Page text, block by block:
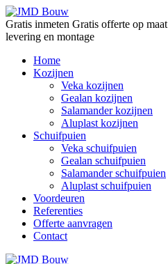
Gratis inmeten Gratis offerte op maat
levering en montage
Home
Kozijnen
Veka kozijnen
Gealan kozijnen
Salamander kozijnen
Aluplast kozijnen
Schuifpuien
Veka schuifpuien
Gealan schuifpuien
Salamander schuifpuien
Aluplast schuifpuien
Voordeuren
Referenties
Offerte aanvragen
Contact